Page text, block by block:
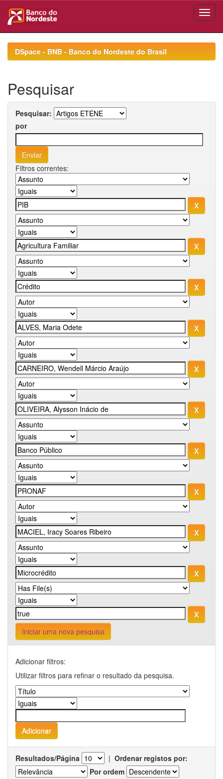
navigationDSpace - BNB - Banco do Nordeste do Brasil
Pesquisar
Pesquisar:
por
Filtros correntes:
Iniciar uma nova pesquisa
Adicionar filtros:
Utilizar filtros para refinar o resultado da pesquisa.
Resultados/Página | Ordenar registos por:
Por ordem